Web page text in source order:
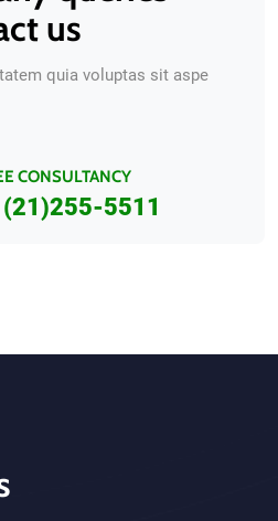
us
quia voluptas sit aspe
CONSULTANCY
5511